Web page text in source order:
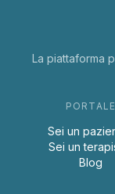
La piattaforma
PORTALE
Sei un
Sei un
Blog